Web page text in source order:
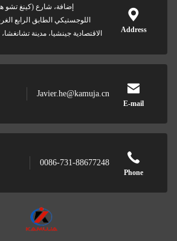
Address
الاقتصادية جينشيا، مدينة
E-mail
Javier.he@kamuja.cn
Phone
0086-731-88677248